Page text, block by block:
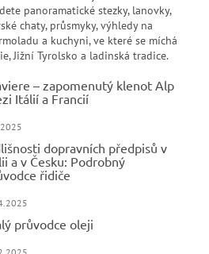
panoramatické stezky, lanovky,
chaty, průsmyky, výhledy na
a kuchyni, ve které se míchá
Jižní Tyrolsko a ladinská tradice.
– zapomenutý klenot Alp
Itálií a Francií
dopravních předpisů v
a v Česku: Podrobný
řidiče
průvodce oleji